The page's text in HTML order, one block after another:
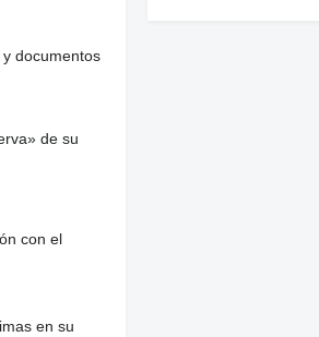
documentos
de su
con el
en su